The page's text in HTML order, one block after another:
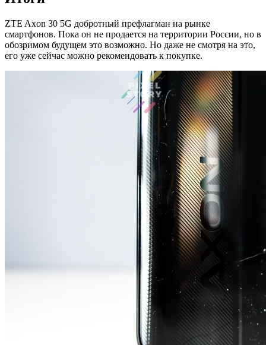
ZTE Axon 30 5G добротный префлагман на рынке
смартфонов. Пока он не продается на территории России, но в
обозримом будущем это возможно. Но даже не смотря на это,
его уже сейчас можно рекомендовать к покупке.